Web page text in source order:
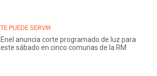
TE PUEDE SERVIR
Enel anuncia corte programado de luz para
este sábado en cinco comunas de la RM